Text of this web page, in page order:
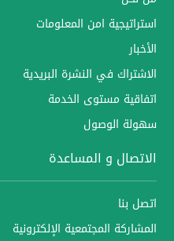
استراتيجية امن المعلومات
الأخبار
الاشتراك في النشرة البريدية
اتفاقية مستوى الخدمة
سهولة الوصول
الاتصال و المساعدة
اتصل بنا
المشاركة المجتمعية الإلكترونية